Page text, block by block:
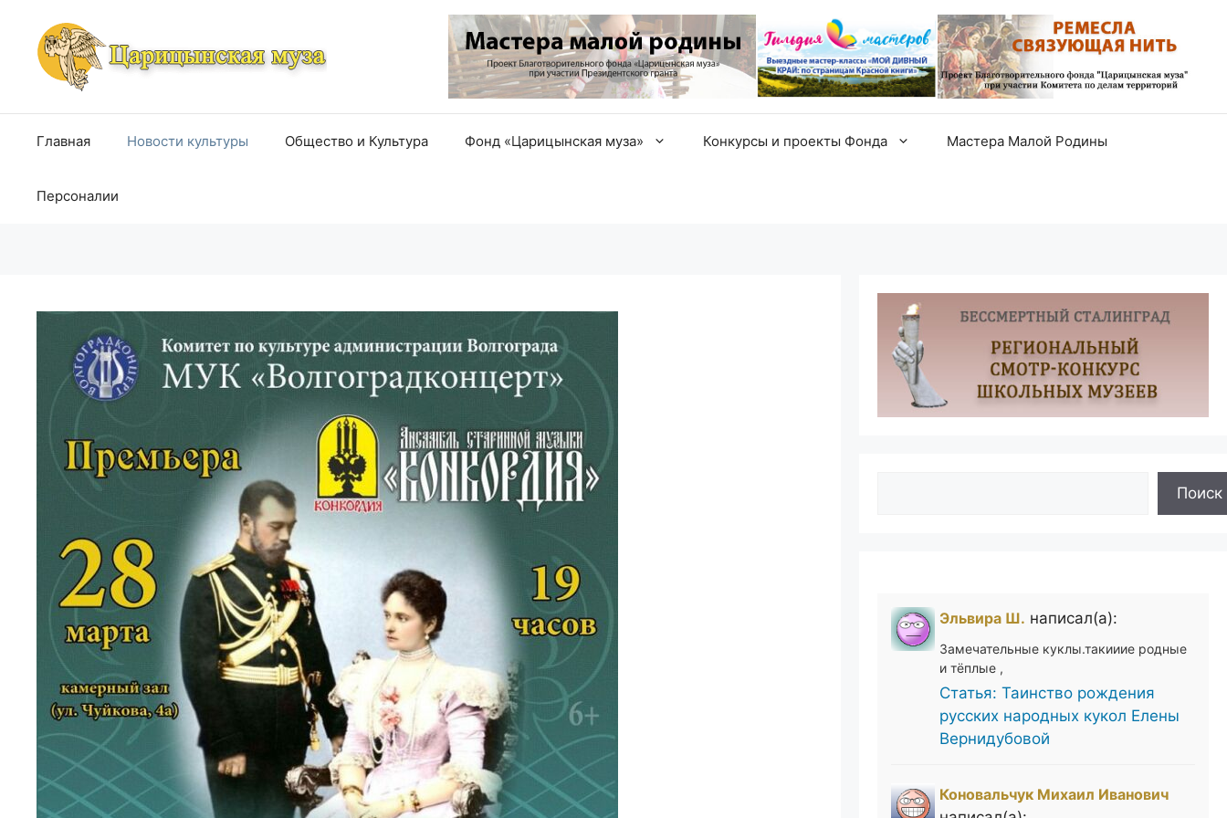
содержимому
Главная Новости культуры Общество и Культура Фонд «Царицынская муза» Конкурсы и проекты Фонда Мастера Малой Родины
Персоналии
Поиск
Эльвира Ш. написал(а):
Замечательные куклы.такииие родные
и тёплые ,
Статья: Таинство рождения
русских народных кукол Елены
Вернидубовой
Коновальчук Михаил Иванович